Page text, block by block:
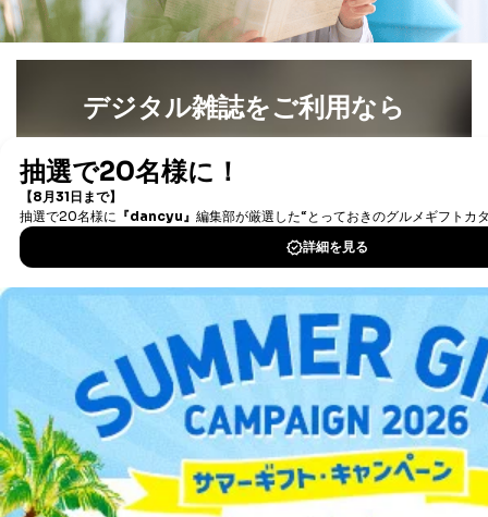
デジタル雑誌をご利用なら
書籍）が無料で読み放題！
DOWNLOAD FOR IOS
DOWNLOAD FOR ANDROID
ご利用方法はこちら
総合案内